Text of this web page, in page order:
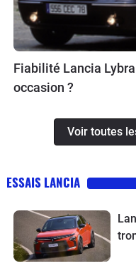
Fiabilité Lancia
occasion ?
Voir toutes
ESSAIS LANCIA